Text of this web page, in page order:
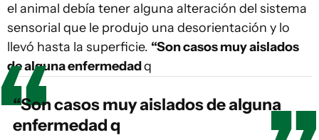
el animal debía tener alguna alteración del sistema
sensorial que le produjo una desorientación y lo
llevó hasta la superficie. “Son casos muy aislados
de alguna enfermedadq
“Son casos muy aislados de alguna
enfermedad q